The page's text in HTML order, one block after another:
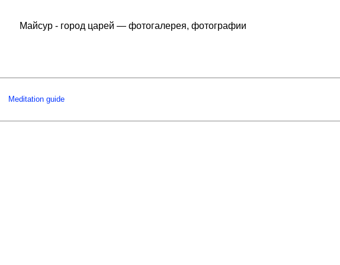
Майсур - город царей — фотогалерея, фотографии
Meditation guide